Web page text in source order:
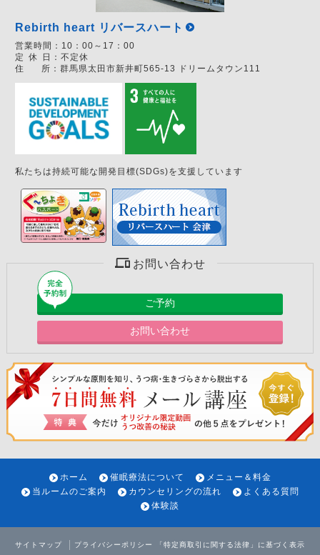
Rebirth heart リバースハート
営業時間： 10：00～17：00
定 休 日： 不定休
住
所： 群馬県太田市新井町565-13 ドリームタウン111
私たちは持続可能な開発目標(SDGs)を支援しています
お問い合わせ
ご予約
お問い合わせ
ホーム 催眠療法について
メニュー＆料金
当ルームのご案内
カウンセリングの流れ
よくある質問
体験談
サイトマップ プライバシーポリシー 「特定商取引に関する法律」に基づく表示